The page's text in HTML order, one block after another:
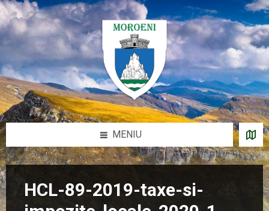
Sari
la
conținut
Salt
la
bara
laterală
stângă
Salt
la
bara
laterală
dreaptă
Salt
la
subsol
MENIU
HCL-89-2019-taxe-si-